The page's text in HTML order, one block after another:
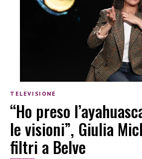
TELEVISIONE
“Ho preso
le visioni”, Giulia
filtri a Belve